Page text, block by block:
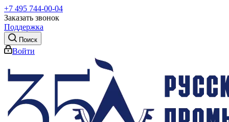
+7 495 744-00-04
Заказать звонок
Поддержка
Поиск
Войти